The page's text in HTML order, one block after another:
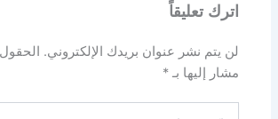
اترك تعليقاً
لن يتم نشر عنوان بريدك الإلكتروني. الحقول
مشار إليها بـ*